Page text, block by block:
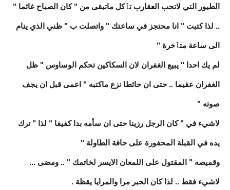
الطيور التي لاتحب العقارب تٱكل ماتبقى من " كان الصباح غائما "
.. لذا كتبت " انا محتجز في ساعتك " واتصلت ب " ظني الذي ينام
الى ساعة متٱخرة "
لم يك احدا " يبيع الغفران لان السكاكين تحكم الوساوس " ظل
الغفران عقيما .. حتى ان حائطا نزع ماكتبه " اعمى قبل ان يجف
صوته "
لاشيء في " كان الرجل رزينا حتى ان سأمه بدا كفيفا " لذا " ترك
يده في القبلة المحفورة على حافة الطاولة "
وقميصه " المقتول على اللمعان الايسر لخاتمك " .. ومضى ...
لاشيء فقط .. لذا كان الحبر مرا والمرايا يقظة .